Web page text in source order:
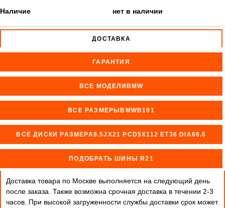
Наличие нет в наличии
ДОСТАВКА
ГАРАНТИЯ
ВСЕ МОДЕЛИBMW
ВСЕ РАЗМЕРЫBMWB191
ВСЕ ДИСКИ РАЗМЕРА9.5JX21 PCD5X112 ET36 DIA66.6
ПОДОБРАТЬ ШИНЫ R21
Доставка товара по Москве выполняется на следующий день
после заказа. Также возможна срочная доставка в течении 2-3
часов. При высокой загруженности службы доставки срок может